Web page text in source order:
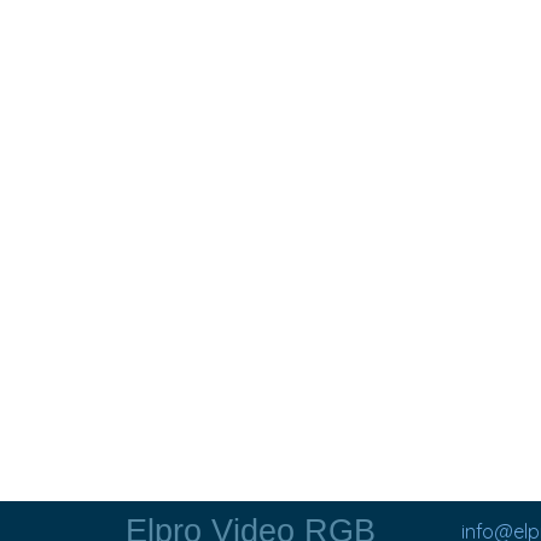
Elpro Video RGB